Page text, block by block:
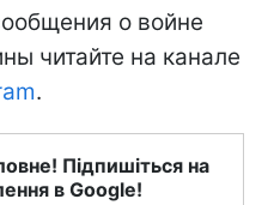
о войне
читайте на канале
.
Підпишіться на
в Google!